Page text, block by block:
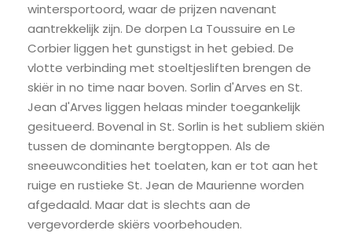
wintersportoord, waar de prijzen navenant
aantrekkelijk zijn. De dorpen La Toussuire en Le
Corbier liggen het gunstigst in het gebied. De
vlotte verbinding met stoeltjesliften brengen de
skiër in no time naar boven. Sorlin d'Arves en St.
Jean d'Arves liggen helaas minder toegankelijk
gesitueerd. Bovenal in St. Sorlin is het subliem skiën
tussen de dominante bergtoppen. Als de
sneeuwcondities het toelaten, kan er tot aan het
ruige en rustieke St. Jean de Maurienne worden
afgedaald. Maar dat is slechts aan de
vergevorderde skiërs voorbehouden.